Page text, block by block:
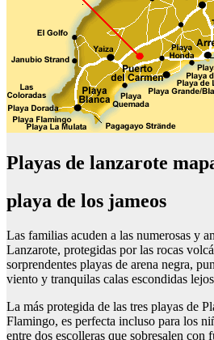
Playas de lanzarote
playa de los jameos
Las familias acuden a las numerosas y
Lanzarote, protegidas por las rocas
sorprendentes playas de arena negra,
viento y tranquilas calas escondidas
La más protegida de las tres playas de
Flamingo, es perfecta incluso para los
entre dos escolleras que sobresalen con